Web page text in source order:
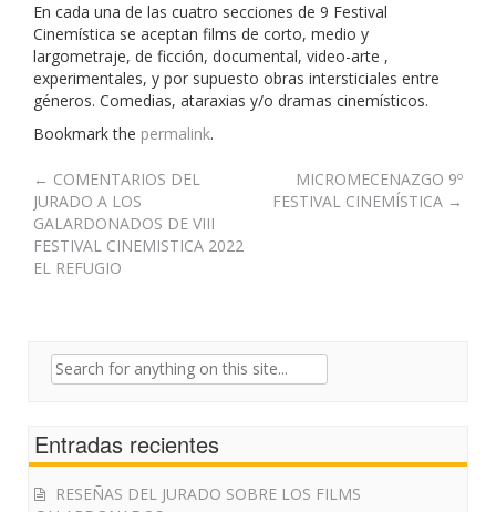
En cada una de las cuatro secciones de 9 Festival
Cinemística se aceptan films de corto, medio y
largometraje, de ficción, documental, video-arte ,
experimentales, y por supuesto obras intersticiales entre
géneros. Comedias, ataraxias y/o dramas cinemísticos.
Bookmark the permalink.
Post
navigation
← COMENTARIOS DEL
JURADO A LOS
GALARDONADOS DE VIII
FESTIVAL CINEMISTICA 2022
EL REFUGIO
MICROMECENAZGO 9º
FESTIVAL CINEMÍSTICA →
Search
Entradas recientes
RESEÑAS DEL JURADO SOBRE LOS FILMS